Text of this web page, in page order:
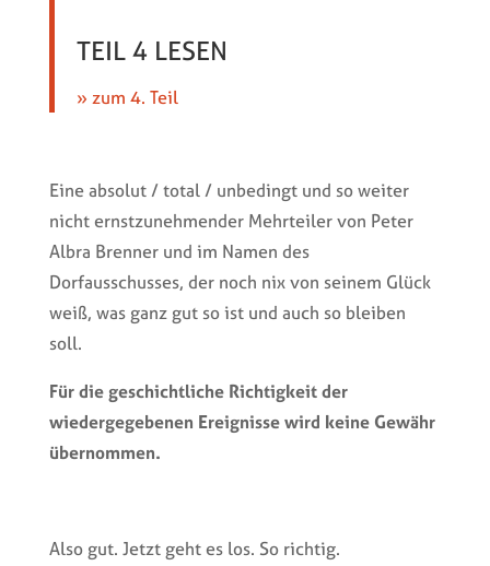
TEIL 4 LESEN
» zum 4. Teil
Eine absolut / total / unbedingt und so weiter
nicht ernstzunehmender Mehrteiler von Peter
Albra Brenner und im Namen des
Dorfausschusses, der noch nix von seinem Glück
weiß, was ganz gut so ist und auch so bleiben
soll.
Für die geschichtliche Richtigkeit der
wiedergegebenen Ereignisse wird keine Gewähr
übernommen.
Also gut. Jetzt geht es los. So richtig.